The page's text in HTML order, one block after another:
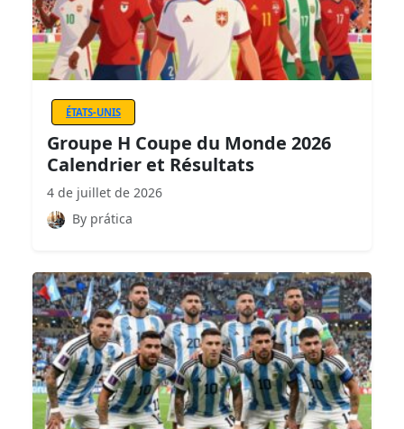
ÉTATS-UNIS
Groupe H Coupe du Monde 2026
Calendrier et Résultats
4 de juillet de 2026
By prática